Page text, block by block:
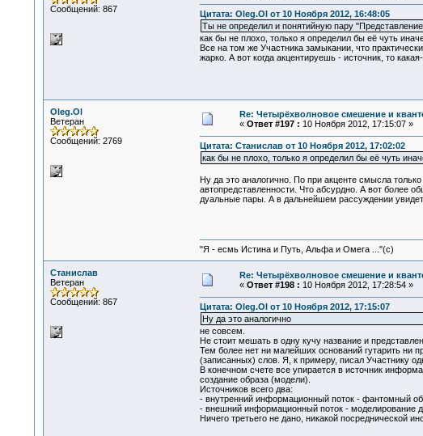
Сообщений: 867
Цитата: Oleg.Ol от 10 Ноября 2012, 16:48:05
Ты не определил и понятийную пару "Представление
как бы не плохо, только я определил бы её чуть
Все на том же Участника замыкании, что
жарко. А вот когда акцентируешь - источник, то
Oleg.Ol
Ветеран
Сообщений: 2769
Re: Четырёхволновое смешение и
« Ответ #197 : 10 Ноября 2012, 17:15:07 »
Цитата: Станислав от 10 Ноября 2012, 17:02:02
как бы не плохо, только я определил бы её чуть
Ну да это аналогично. По при акценте смысла
автопредставленности. Что абсурдно. А вот более
дуальные пары. А в дальнейшем рассуждении
"Я - есмь Истина и Путь, Альфа и Омега ..."(с)
Станислав
Ветеран
Сообщений: 867
Re: Четырёхволновое смешение и
« Ответ #198 : 10 Ноября 2012, 17:28:54 »
Цитата: Oleg.Ol от 10 Ноября 2012, 17:15:07
Ну да это аналогично
не совсем.
Не стоит мешать в одну кучу название и
Тем более нет ни малейших оснований гутарить ни
(записанных) слов. Я, к примеру, писал Участнику
В конечном счете все упирается в источник
создание образа (модели).
Источников всего два:
- внутренний информационный поток - фантомный
- внешний информационный поток - моделирование
Ничего третьего не дано, никакой посреднической